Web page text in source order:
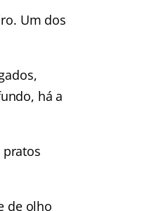
Um dos
há a
de olho